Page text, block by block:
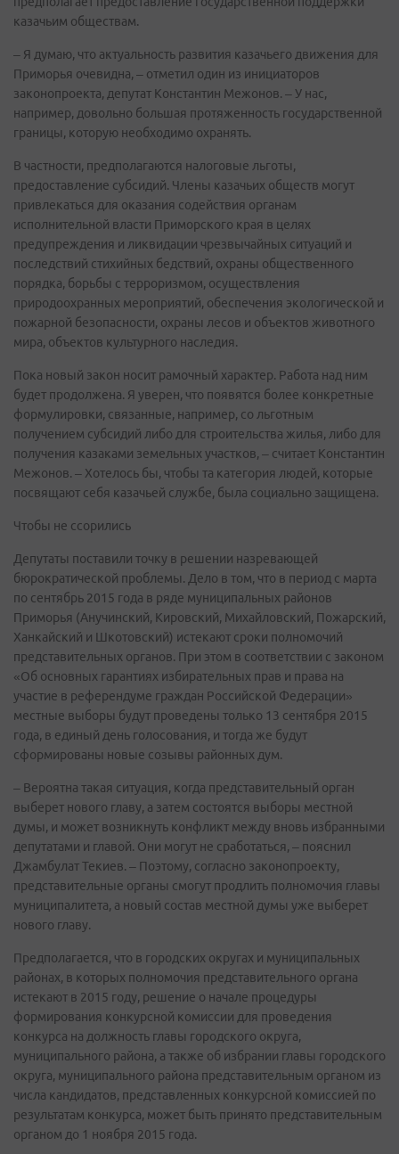
казачьим обществам.
– Я думаю, что актуальность развития казачьего движения для
Приморья очевидна, – отметил один из инициаторов
законопроекта, депутат Константин Межонов. – У нас,
например, довольно большая протяженность государственной
границы, которую необходимо охранять.
В частности, предполагаются налоговые льготы,
предоставление субсидий. Члены казачьих обществ могут
привлекаться для оказания содействия органам
исполнительной власти Приморского края в целях
предупреждения и ликвидации чрезвычайных ситуаций и
последствий стихийных бедствий, охраны общественного
порядка, борьбы с терроризмом, осуществления
природоохранных мероприятий, обеспечения экологической и
пожарной безопасности, охраны лесов и объектов животного
мира, объектов культурного наследия.
Пока новый закон носит рамочный характер. Работа над ним
будет продолжена. Я уверен, что появятся более конкретные
формулировки, связанные, например, со льготным
получением субсидий либо для строительства жилья, либо для
получения казаками земельных участков, – считает Константин
Межонов. – Хотелось бы, чтобы та категория людей, которые
посвящают себя казачьей службе, была социально защищена.
Чтобы не ссорились
Депутаты поставили точку в решении назревающей
бюрократической проблемы. Дело в том, что в период с марта
по сентябрь 2015 года в ряде муниципальных районов
Приморья (Анучинский, Кировский, Михайловский, Пожарский,
Ханкайский и Шкотовский) истекают сроки полномочий
представительных органов. При этом в соответствии с законом
«Об основных гарантиях избирательных прав и права на
участие в референдуме граждан Российской Федерации»
местные выборы будут проведены только 13 сентября 2015
года, в единый день голосования, и тогда же будут
сформированы новые созывы районных дум.
– Вероятна такая ситуация, когда представительный орган
выберет нового главу, а затем состоятся выборы местной
думы, и может возникнуть конфликт между вновь избранными
депутатами и главой. Они могут не сработаться, – пояснил
Джамбулат Текиев. – Поэтому, согласно законопроекту,
представительные органы смогут продлить полномочия главы
муниципалитета, а новый состав местной думы уже выберет
нового главу.
Предполагается, что в городских округах и муниципальных
районах, в которых полномочия представительного органа
истекают в 2015 году, решение о начале процедуры
формирования конкурсной комиссии для проведения
конкурса на должность главы городского округа,
муниципального района, а также об избрании главы городского
округа, муниципального района представительным органом из
числа кандидатов, представленных конкурсной комиссией по
результатам конкурса, может быть принято представительным
органом до 1 ноября 2015 года.